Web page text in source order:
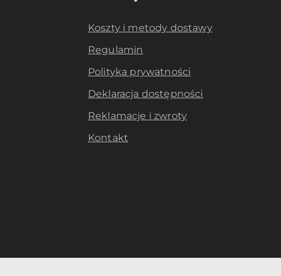
Koszty i metody dostawy
Regulamin
Polityka prywatności
Deklaracja dostępności
Reklamacje i zwroty
Kontakt